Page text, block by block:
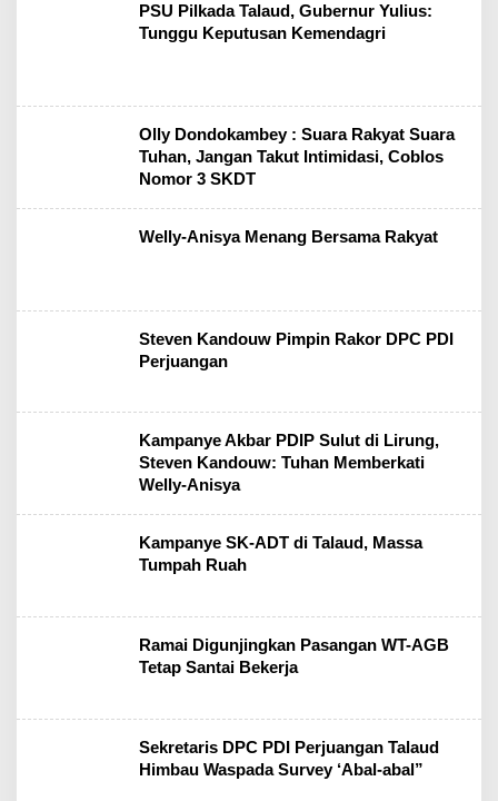
PSU Pilkada Talaud, Gubernur Yulius:
Tunggu Keputusan Kemendagri
Olly Dondokambey : Suara Rakyat Suara
Tuhan, Jangan Takut Intimidasi, Coblos
Nomor 3 SKDT
Welly-Anisya Menang Bersama Rakyat
Steven Kandouw Pimpin Rakor DPC PDI
Perjuangan
Kampanye Akbar PDIP Sulut di Lirung,
Steven Kandouw: Tuhan Memberkati
Welly-Anisya
Kampanye SK-ADT di Talaud, Massa
Tumpah Ruah
Ramai Digunjingkan Pasangan WT-AGB
Tetap Santai Bekerja
Sekretaris DPC PDI Perjuangan Talaud
Himbau Waspada Survey ‘Abal-abal”